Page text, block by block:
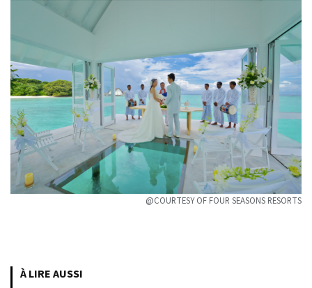
@COURTESY OF FOUR SEASONS RESORTS
À LIRE AUSSI